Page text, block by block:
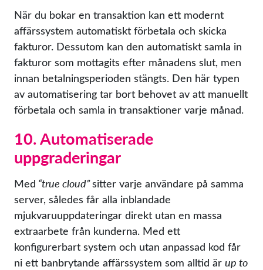
När du bokar en transaktion kan ett modernt
affärssystem automatiskt förbetala och skicka
fakturor. Dessutom kan den automatiskt samla in
fakturor som mottagits efter månadens slut, men
innan betalningsperioden stängts. Den här typen
av automatisering tar bort behovet av att manuellt
förbetala och samla in transaktioner varje månad.
10. Automatiserade
uppgraderingar
Med “true cloud”sitter varje användare på samma
server, således får alla inblandade
mjukvaruuppdateringar direkt utan en massa
extraarbete från kunderna. Med ett
konfigurerbart system och utan anpassad kod får
ni ett banbrytande affärssystem som alltid är up to